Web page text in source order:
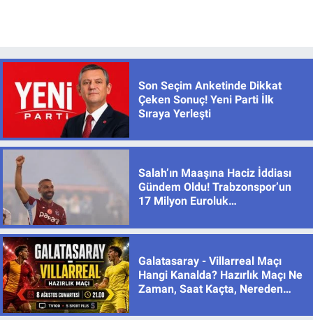
Son Seçim Anketinde Dikkat
Çeken Sonuç! Yeni Parti İlk
Sıraya Yerleşti
Salah’ın Maaşına Haciz İddiası
Gündem Oldu! Trabzonspor’un
17 Milyon Euroluk
Galatasaray - Villarreal Maçı
Hangi Kanalda? Hazırlık Maçı Ne
Zaman, Saat Kaçta, Nereden